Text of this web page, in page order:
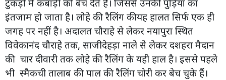
टुकड़ों में कबाड़ी को बेच देते है। जिससे उनकी पुड़िया का
इंतजाम हो जाता है। लोहे की रैलिंग कीयह हालत सिर्फ एक ही
जगह पर नहीं है। अदालत चौराहे से लेकर नयापुरा स्थित
विवेकानंद चौराहे तक, साजीदेहड़ा नाले से लेकर दशहरा मैदान
की चार दीवारी तक लोहे की रैलिंग के यही हाल है। इससे पहले
भी स्मैकची तालाब की पाल की रैलिंग चोरी कर बेच चुके हैं।